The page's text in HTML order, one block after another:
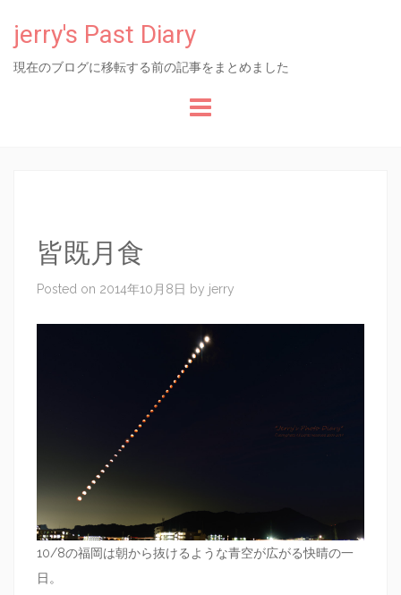
jerry's Past Diary
現在のブログに移転する前の記事をまとめました
皆既月食
Posted on 2014年10月8日 by jerry
10/8の福岡は朝から抜けるような青空が広がる快晴の一
日。